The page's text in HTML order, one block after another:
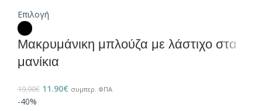
Επιλογή
Μακρυμάνικη μπλούζα με λάστιχο στα
μανίκια
19.90€ 11.90€ συμπερ. ΦΠΑ
-40%